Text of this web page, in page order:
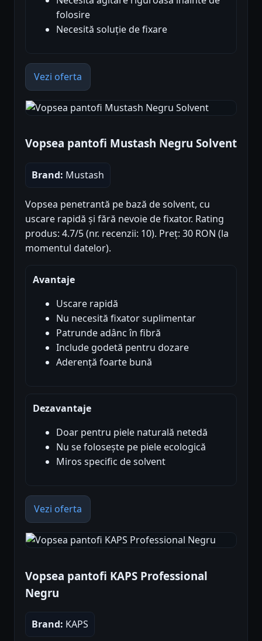
folosire
Necesită soluție de fixare
Vezi oferta
Vopsea pantofi Mustash Negru Solvent
Brand: Mustash
Vopsea penetrantă pe bază de solvent, cu
uscare rapidă și fără nevoie de fixator. Rating
produs: 4.7/5 (nr. recenzii: 10). Preț: 30 RON (la
momentul datelor).
Avantaje
Uscare rapidă
Nu necesită fixator suplimentar
Patrunde adânc în fibră
Include godetă pentru dozare
Aderență foarte bună
Dezavantaje
Doar pentru piele naturală netedă
Nu se folosește pe piele ecologică
Miros specific de solvent
Vezi oferta
Vopsea pantofi KAPS Professional
Negru
Brand: KAPS